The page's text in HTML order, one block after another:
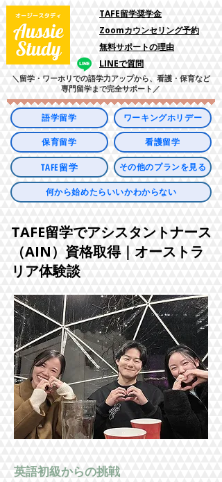
​TAFE留学奨学金
Zoomカウンセリング予約
​無料サポートの理由
LINEで質問
＼留学・ワーホリでの語学力アップから、看護・保育など
専門留学まで完全サポート／
語学留学
保育留学
TAFE留学
ワーキングホリデー
看護留学
その他のプランを見る
何から始めたらいいかわからない
TAFE留学でアシスタントナース
（AIN）資格取得｜オーストラ
リア体験談
英語初級からの挑戦